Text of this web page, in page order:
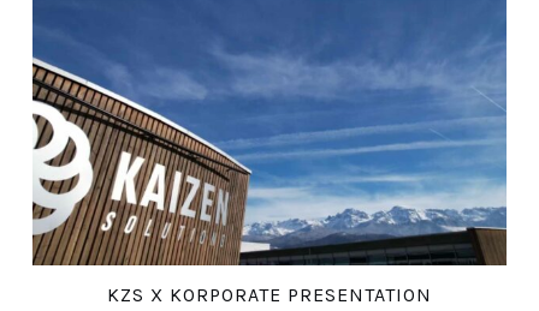
KZS X KORPORATE PRESENTATION